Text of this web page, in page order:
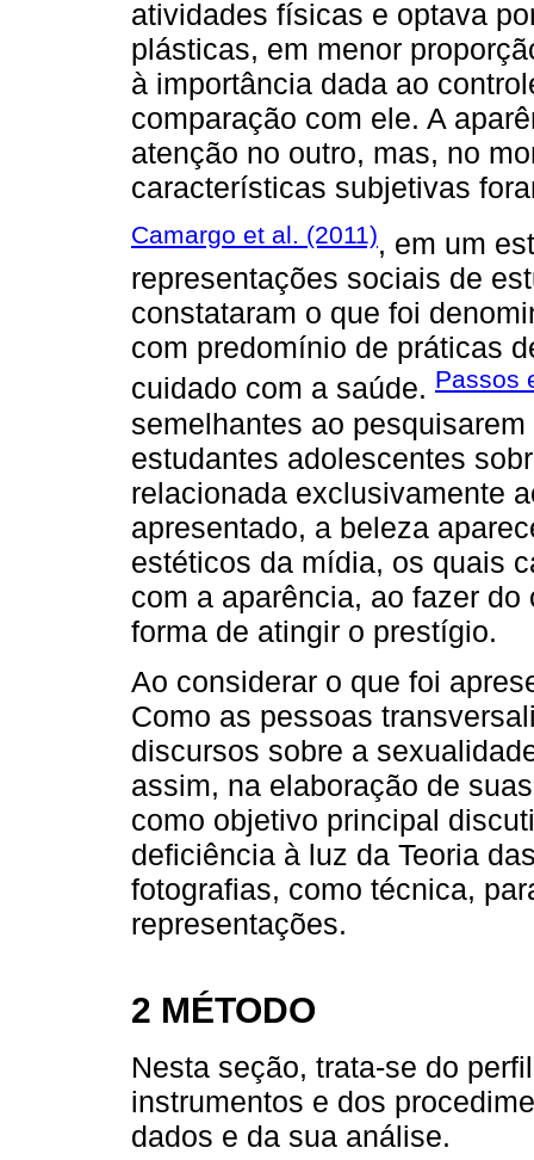
atividades físicas e optava
plásticas, em menor
à importância dada ao
comparação com ele. A
atenção no outro, mas, no
características subjetivas
Camargo et al. (2011), em um
representações sociais de
constataram o que foi
com predomínio de práticas
cuidado com a saúde. Passos
semelhantes ao
estudantes adolescentes
relacionada exclusivamente
apresentado, a beleza
estéticos da mídia, os quais
com a aparência, ao fazer
forma de atingir o prestígio.
Ao considerar o que foi
Como as pessoas
discursos sobre a
assim, na elaboração de
como objetivo principal
deficiência à luz da Teoria
fotografias, como técnica,
representações.
2 MÉTODO
Nesta seção, trata-se do
instrumentos e dos
dados e da sua análise.